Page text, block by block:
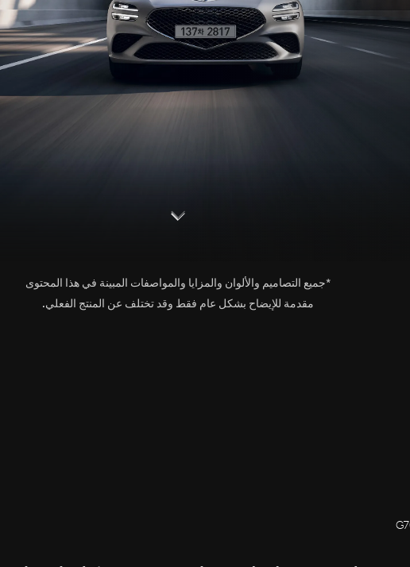
S
c
o
l
l
o
w
*جميع التصاميم والألوان والمزايا والمواصفات المبينة في هذا المحتوى
مقدمة للإيضاح بشكل عام فقط وقد تختلف عن المنتج الفعلي.